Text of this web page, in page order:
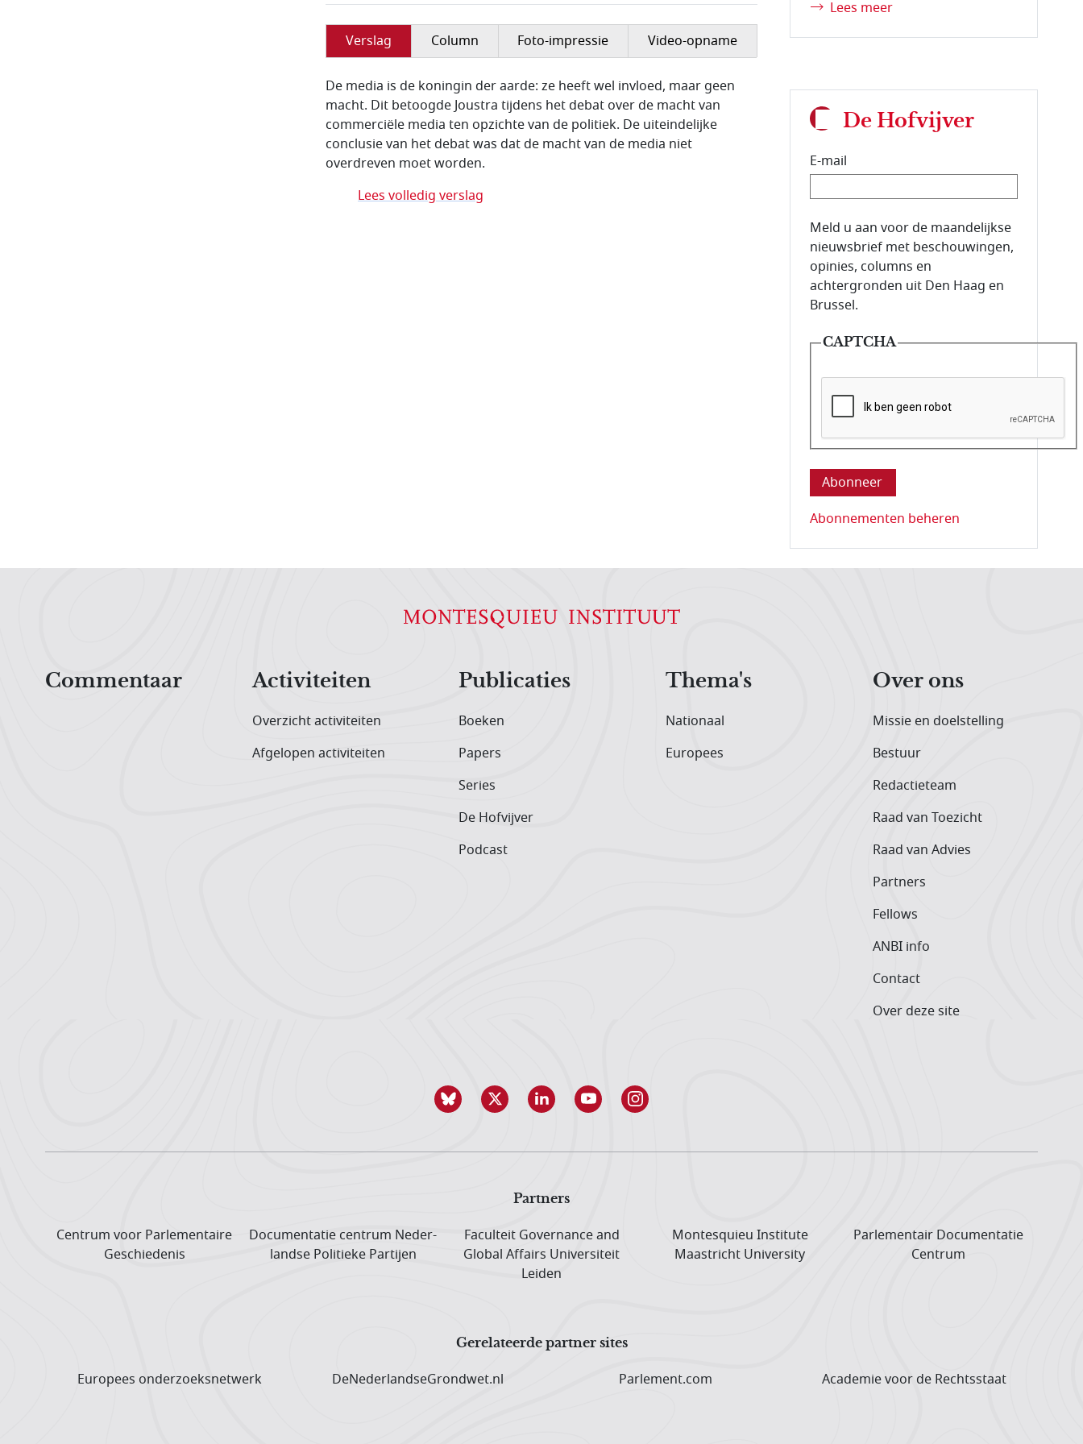
Verslag Column Foto-impressie Video-opname
De media is de koningin der aarde: ze heeft wel invloed, maar geen
macht. Dit betoogde Joustra tijdens het debat over de macht van
commerciële media ten opzichte van de politiek. De uiteindelijke
conclusie van het debat was dat de macht van de media niet
overdreven moet worden.
Lees volledig verslag
Lees meer
De Hofvijver
E-mail
E-mailadres van de abonnee.
Meld u aan voor de maandelijkse
nieuwsbrief met beschouwingen,
opinies, columns en
achtergronden uit Den Haag en
Brussel.
CAPTCHA
Deze vraag is om te controleren dat u
Abonnementen beheren
Commentaar
Activiteiten
Overzicht activiteiten
Afgelopen activiteiten
Publicaties
Boeken
Papers
Series
De Hofvijver
Podcast
Thema's
Nationaal
Europees
Over ons
Missie en doelstelling
Bestuur
Redactieteam
Raad van Toezicht
Raad van Advies
Partners
Fellows
ANBI info
Contact
Over deze site
Partners
Centrum voor Parlementaire
Geschiedenis
Documentatie centrum Neder­
landse Politieke Partijen
Faculteit Governance and
Global Affairs Universiteit
Leiden
Montesquieu Institute
Maastricht University
Parlementair Documentatie
Centrum
Gerelateerde partner sites
Europees onderzoeks­netwerk DeNederlandseGrondwet.nl Parlement.com Academie voor de Rechtsstaat